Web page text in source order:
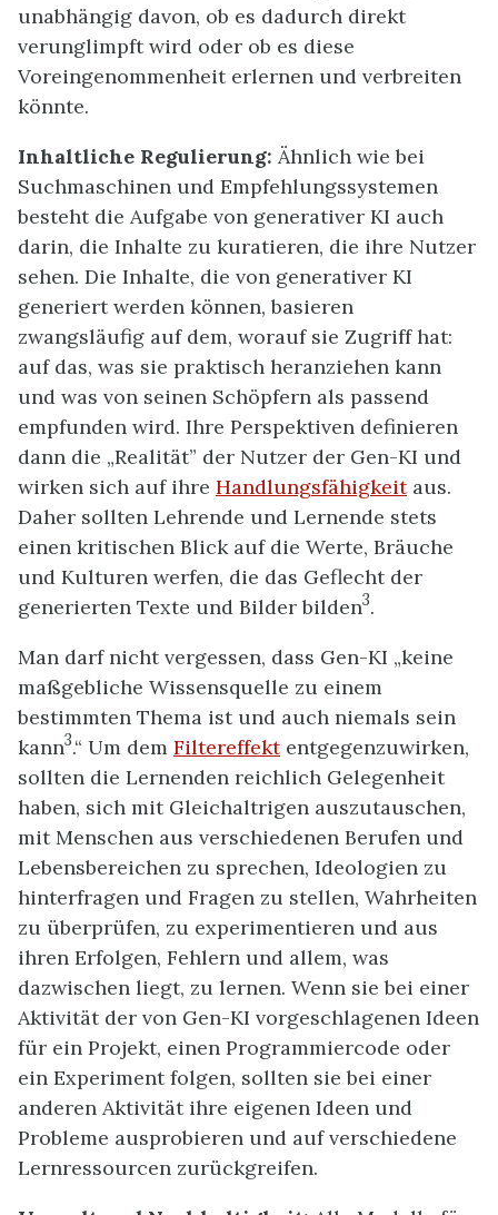
unabhängig davon, ob es dadurch direkt
verunglimpft wird oder ob es diese
Voreingenommenheit erlernen und verbreiten
könnte.
Inhaltliche Regulierung: Ähnlich wie bei
Suchmaschinen und Empfehlungssystemen
besteht die Aufgabe von generativer KI auch
darin, die Inhalte zu kuratieren, die ihre Nutzer
sehen. Die Inhalte, die von generativer KI
generiert werden können, basieren
zwangsläufig auf dem, worauf sie Zugriff hat:
auf das, was sie praktisch heranziehen kann
und was von seinen Schöpfern als passend
empfunden wird. Ihre Perspektiven definieren
dann die „Realität” der Nutzer der Gen-KI und
wirken sich auf ihre Handlungsfähigkeitaus.
Daher sollten Lehrende und Lernende stets
einen kritischen Blick auf die Werte, Bräuche
und Kulturen werfen, die das Geflecht der
generierten Texte und Bilder bilden3.
Man darf nicht vergessen, dass Gen-KI „keine
maßgebliche Wissensquelle zu einem
bestimmten Thema ist und auch niemals sein
kann3.“ Um dem Filtereffektentgegenzuwirken,
sollten die Lernenden reichlich Gelegenheit
haben, sich mit Gleichaltrigen auszutauschen,
mit Menschen aus verschiedenen Berufen und
Lebensbereichen zu sprechen, Ideologien zu
hinterfragen und Fragen zu stellen, Wahrheiten
zu überprüfen, zu experimentieren und aus
ihren Erfolgen, Fehlern und allem, was
dazwischen liegt, zu lernen. Wenn sie bei einer
Aktivität der von Gen-KI vorgeschlagenen Ideen
für ein Projekt, einen Programmiercode oder
ein Experiment folgen, sollten sie bei einer
anderen Aktivität ihre eigenen Ideen und
Probleme ausprobieren und auf verschiedene
Lernressourcen zurückgreifen.